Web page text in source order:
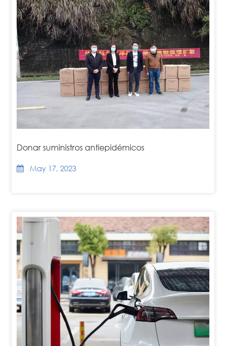
Donar suministros antiepidémicos
May 17, 2023